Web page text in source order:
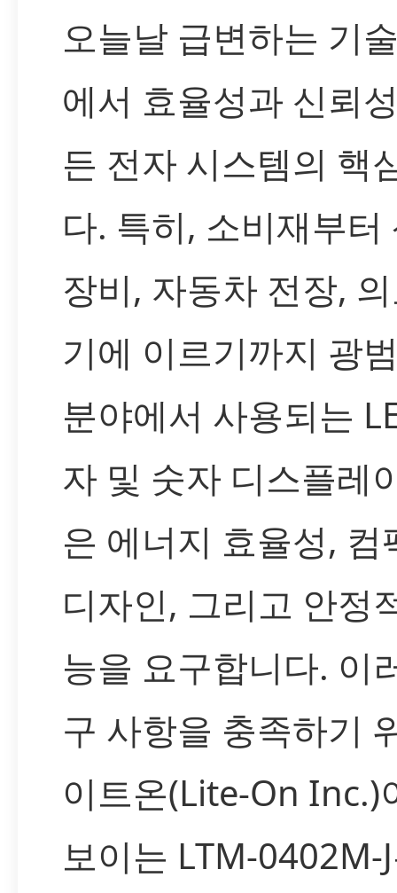
오늘날 급변하는 기
에서 효율성과 신뢰
든 전자 시스템의 핵
다. 특히, 소비재부터
장비, 자동차 전장,
기에 이르기까지 광
분야에서 사용되는
자 및 숫자 디스플레
은 에너지 효율성, 컴
디자인, 그리고 안정
능을 요구합니다. 이
구 사항을 충족하기
이트온(Lite-On Inc.)
보이는 LTM-0402M-